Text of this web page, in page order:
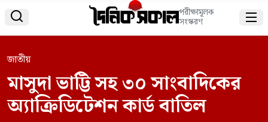
 পরীক্ষামূলক
সংস্করণ 
জাতীয়
মাসুদা ভাট্টি সহ ৩০ সাংবাদিকের
অ্যাক্রিডিটেশন কার্ড বাতিল